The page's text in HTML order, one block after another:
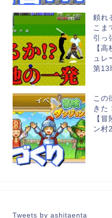
頼れ
こま
引っ
【
ュレ
第13
この
きた
【
ン村
Tweets by ashitaenta